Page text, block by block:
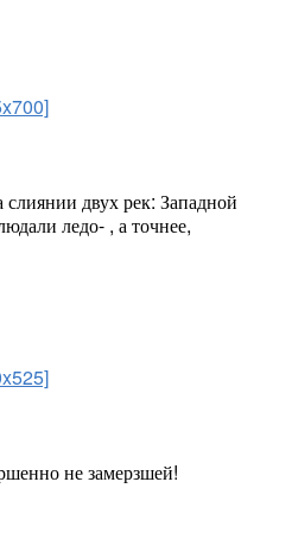
двух рек: Западной
ледо- , а точнее,
не замерзшей!